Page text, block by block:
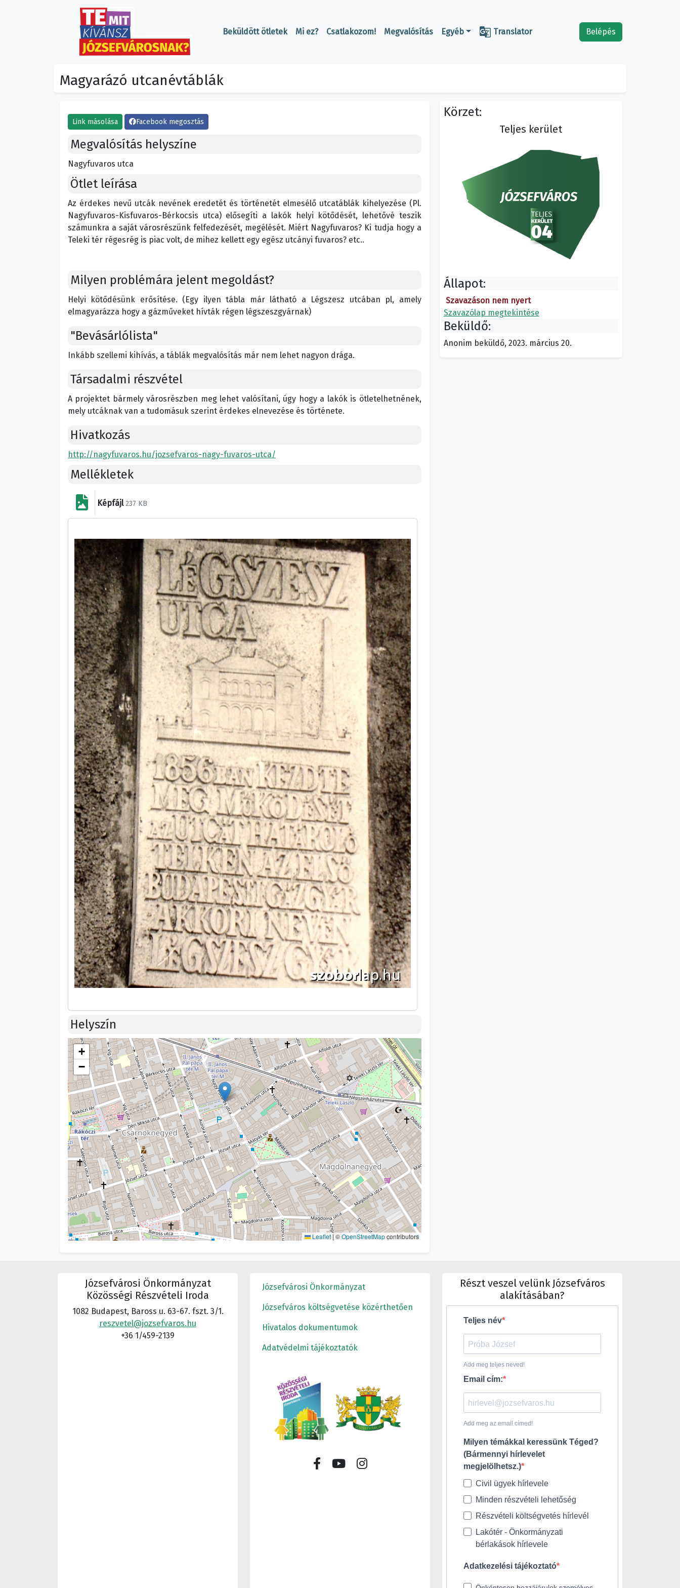
Beküldött ötletek Mi ez? Csatlakozom! Megvalósítás Egyéb  Translator Belépés
Magyarázó utcanévtáblák
Link másolása Facebook megosztás
Megvalósítás helyszíne
Nagyfuvaros utca
Ötlet leírása
Az érdekes nevű utcák nevének eredetét és történetét elmesélő utcatáblák kihelyezése (Pl.
Nagyfuvaros-Kisfuvaros-Bérkocsis utca) elősegíti a lakók helyi kötődését, lehetővé teszik
számunkra a saját városrészünk felfedezését, megélését. Miért Nagyfuvaros? Ki tudja hogy a
Teleki tér régesrég is piac volt, de mihez kellett egy egész utcányi fuvaros? etc..
Milyen problémára jelent megoldást?
Helyi kötődésünk erősítése. (Egy ilyen tábla már látható a Légszesz utcában pl, amely
elmagyarázza hogy a gázműveket hívták régen légszeszgyárnak)
"Bevásárlólista"
Inkább szellemi kihívás, a táblák megvalósítás már nem lehet nagyon drága.
Társadalmi részvétel
A projektet bármely városrészben meg lehet valósítani, úgy hogy a lakók is ötletelhetnének,
mely utcáknak van a tudomásuk szerint érdekes elnevezése és története.
Hivatkozás
http://nagyfuvaros.hu/jozsefvaros-nagy-fuvaros-utca/
Mellékletek
Képfájl 237 KB
Helyszín
+
−
Leaflet|©OpenStreetMapcontributors
Körzet:
Teljes kerület
Állapot:
Szavazáson nem nyert
Szavazólap megtekintése
Beküldő:
Anonim beküldő, 2023. március 20.
Józsefvárosi Önkormányzat
Közösségi Részvételi Iroda
1082 Budapest, Baross u. 63-67. fszt. 3/1.
reszvetel@jozsefvaros.hu
+36 1/459-2139
Józsefvárosi Önkormányzat
Józsefváros költségvetése közérthetően
Hivatalos dokumentumok
Adatvédelmi tájékoztatók
Részt veszel velünk Józsefváros
alakításában?
Teljes név
Add meg teljes neved!
Email cím:
Add meg az email címed!
Milyen témákkal keressünk Téged?
(Bármennyi hírlevelet
megjelölhetsz.)
Civil ügyek hírlevele
Minden részvételi lehetőség
Részvételi költségvetés hírlevél
Lakótér - Önkormányzati
bérlakások hírlevele
Adatkezelési tájékoztató